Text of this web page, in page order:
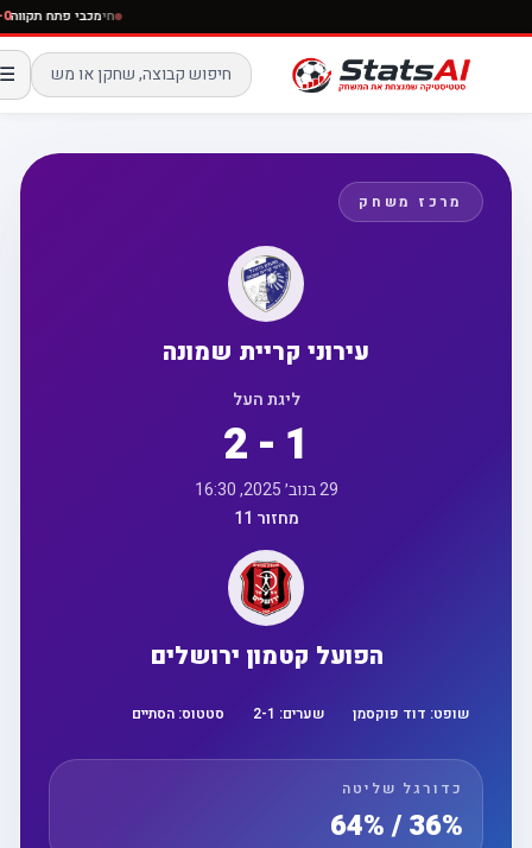
חימכבי פתח
☰
מרכז משחק
עירוני קריית שמונה
ליגת העל
2 - 1
29 בנוב׳ 2025, 16:30
מחזור 11
הפועל קטמון ירושלים
שופט:דוד פוקסמן שערים: 2 -1 סטטוס:הסתיים
כדורגל שליטה
36% / 64%